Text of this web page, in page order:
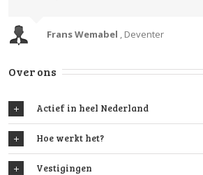
Frans Wemabel , Deventer
Over ons
Actief in heel Nederland
Hoe werkt het?
Vestigingen